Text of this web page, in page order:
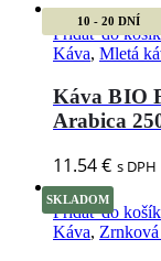
10 - 20 DNÍ
Pridať do
Káva, Mletá
Káva BIO
Arabica
11.54€ s DPH
SKLADOM
Pridať do
Káva,